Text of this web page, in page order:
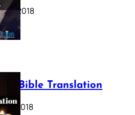
17, 2018
Bible Translation
11, 2018